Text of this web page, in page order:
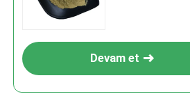
Devam et